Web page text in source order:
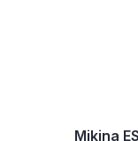
Mikina